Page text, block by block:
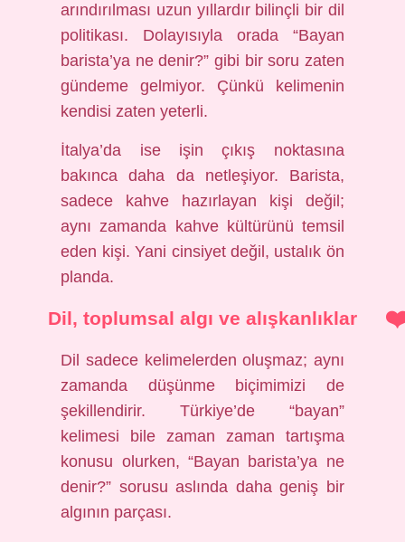
arındırılması uzun yıllardır bilinçli bir dil
politikası. Dolayısıyla orada “Bayan
barista’ya ne denir?” gibi bir soru zaten
gündeme gelmiyor. Çünkü kelimenin
kendisi zaten yeterli.
İtalya’da ise işin çıkış noktasına
bakınca daha da netleşiyor. Barista,
sadece kahve hazırlayan kişi değil;
aynı zamanda kahve kültürünü temsil
eden kişi. Yani cinsiyet değil, ustalık ön
planda.
Dil, toplumsal algı ve alışkanlıklar
Dil sadece kelimelerden oluşmaz; aynı
zamanda düşünme biçimimizi de
şekillendirir. Türkiye’de “bayan”
kelimesi bile zaman zaman tartışma
konusu olurken, “Bayan barista’ya ne
denir?” sorusu aslında daha geniş bir
algının parçası.